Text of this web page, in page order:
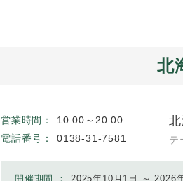
北
営業時間：
10:00～20:00
電話番号：
0138-31-7581 テ
開催期間 ： 2025年10月1日 ～ 2026